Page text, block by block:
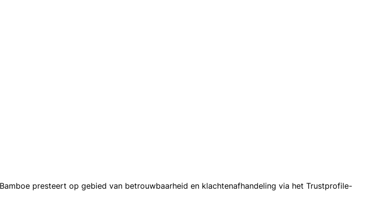
presteert op gebied van betrouwbaarheid en klachtenafhandeling via het Trustprofile-